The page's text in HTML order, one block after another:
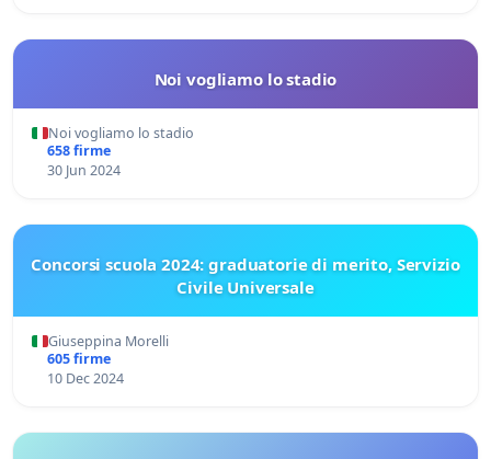
Noi vogliamo lo stadio
Noi vogliamo lo stadio
658 firme
30 Jun 2024
Concorsi scuola 2024: graduatorie di merito, Servizio
Civile Universale
Giuseppina Morelli
605 firme
10 Dec 2024